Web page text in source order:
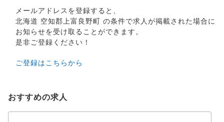
メールアドレスを登録すると、
北海道 空知郡上富良野町 の条件で求人が掲載された場合に
お知らせを受け取ることができます。
是非ご登録ください！
ご登録はこちらから
おすすめの求人